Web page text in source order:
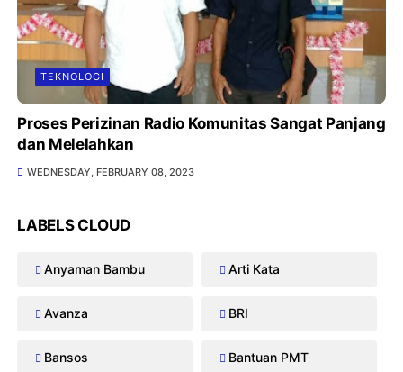
TEKNOLOGI
Proses Perizinan Radio Komunitas Sangat Panjang
dan Melelahkan
WEDNESDAY, FEBRUARY 08, 2023
LABELS CLOUD
Anyaman Bambu Arti Kata
Avanza BRI
Bansos Bantuan PMT